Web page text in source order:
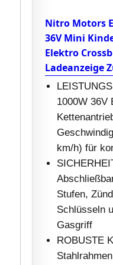
Nitro Motors
36V Mini
Elektro
Ladeanzeige
1000W 36V
km/h) für
Stufen,
Schlüsseln
Gasgriff
ROBUSTE